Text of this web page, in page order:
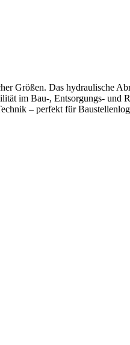
Größen. Das hydraulische
im Bau-, Entsorgungs- und
– perfekt für